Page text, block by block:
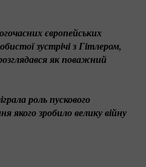
європейських
зустрічі з Гітлером,
як поважний
роль пускового
якого зробило велику війну